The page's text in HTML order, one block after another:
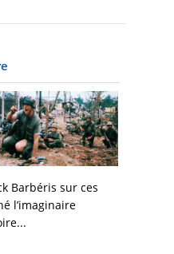
Barbéris sur ces
l’imaginaire